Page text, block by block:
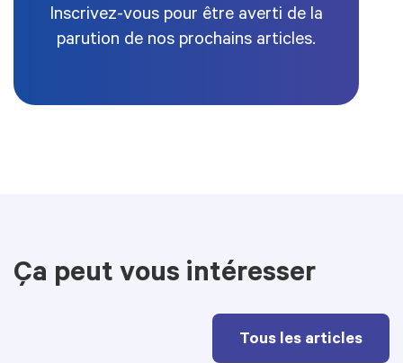
Inscrivez-vous pour être averti de la
parution de nos prochains articles.
Ça peut vous intéresser
Tous les articles